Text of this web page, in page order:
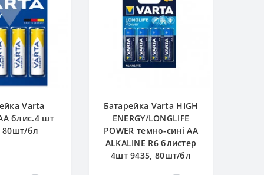
Varta
блис.4 шт
80шт/бл
Батарейка Varta HIGH
ENERGY/LONGLIFE
POWER темно-сині AA
ALKALINE R6 блистер
4шт 9435, 80шт/бл